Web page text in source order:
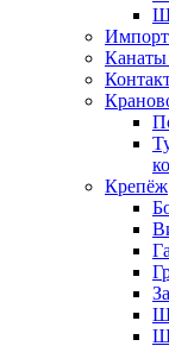
Канаты
Крепёж